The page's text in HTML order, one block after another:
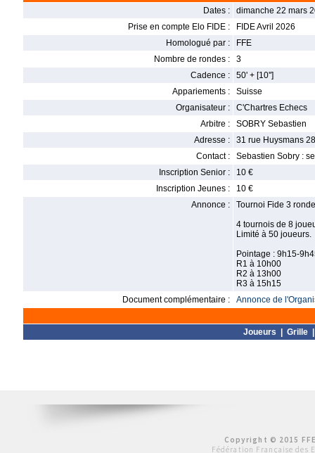
Dates :
dimanche 22 mars
Prise en compte Elo FIDE :
FIDE Avril 2026
Homologué par :
FFE
Nombre de rondes :
3
Cadence :
50' + [10'']
Appariements :
Suisse
Organisateur :
C'Chartres Echecs
Arbitre :
SOBRY Sebastien
Adresse :
31 rue Huysmans
Contact :
Sebastien Sobry :
Inscription Senior :
10 €
Inscription Jeunes :
10 €
Annonce :
Tournoi Fide 3
4 tournois de 8
Limité à 50 joueurs.
Pointage : 9h15-
R1 à 10h00
R2 à 13h00
R3 à 15h15
Document complémentaire :
Annonce de
Joueurs Grille
Copyright © 2015
Fédération Française des